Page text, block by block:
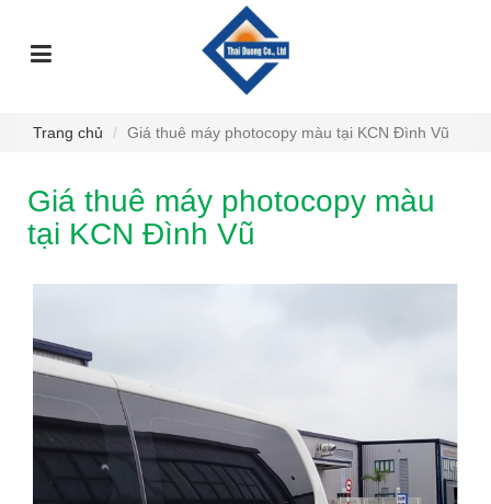
CHỦ
THIỆU
VỤ
KIỆN
TƯ
PHẨM
Trang chủ Giá thuê máy photocopy màu tại KCN Đình Vũ
Giá thuê máy photocopy màu
tại KCN Đình Vũ